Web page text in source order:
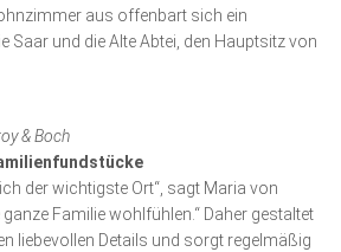
aus offenbart sich ein
Saar und die Alte Abtei, den Hauptsitz von
& Boch
der wichtigste Ort“, sagt Maria von
Familie wohlfühlen.“ Daher gestaltet
liebevollen Details und sorgt regelmäßig